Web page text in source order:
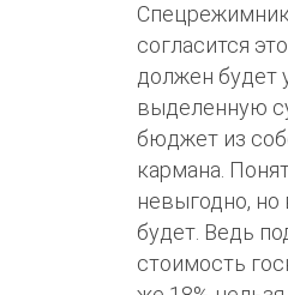
согласится
должен будет
выделенную
бюджет из
кармана.
невыгодно, но
будет. Ведь
стоимость